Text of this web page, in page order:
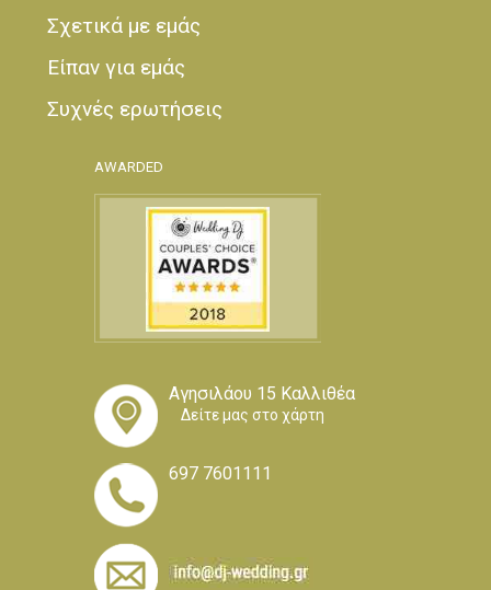
Σχετικά με εμάς
Είπαν για εμάς
Συχνές ερωτήσεις
AWARDED
Αγησιλάου 15 Καλλιθέα
Δείτε μας στο χάρτη
697 7601111